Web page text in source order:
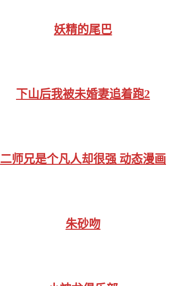
妖精的尾巴
下山后我被未婚妻追着跑2
二师兄是个凡人却很强 动态漫画
朱砂吻